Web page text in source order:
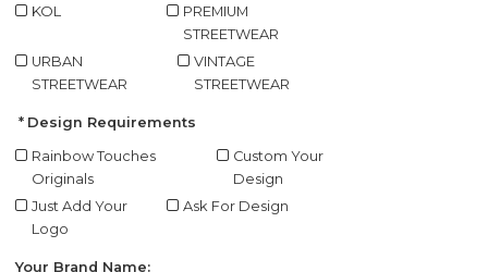
KOL
PREMIUM
STREETWEAR
URBAN
STREETWEAR
VINTAGE
STREETWEAR
Design Requirements
Rainbow Touches
Originals
Custom Your
Design
Just Add Your
Logo
Ask For Design
Your Brand Name: